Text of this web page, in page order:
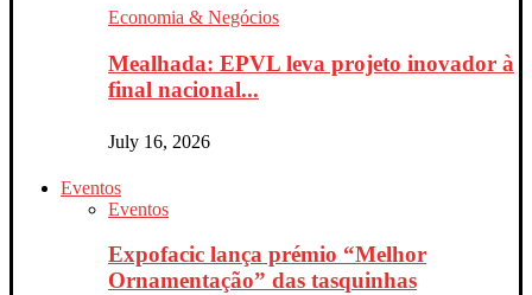
Economia & Negócios
Mealhada: EPVL leva projeto inovador à
final nacional...
July 16, 2026
Eventos
Eventos
Expofacic lança prémio “Melhor
Ornamentação” das tasquinhas